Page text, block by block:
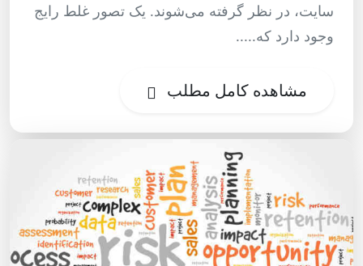
سایت، در نظر گرفته می‌شوند. یک تصور غلط رایج
وجود دارد که.....
مشاهده کامل مطلب